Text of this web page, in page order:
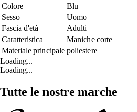
Colore
Blu
Sesso
Uomo
Fascia d'età
Adulti
Caratteristica
Maniche corte
Materiale principale poliestere
Loading...
Loading...
Tutte le nostre marche